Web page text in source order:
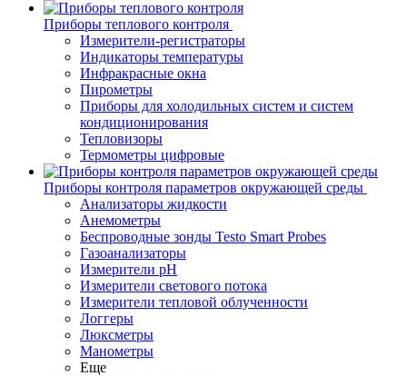
Приборы теплового контроля
Измерители-регистраторы
Индикаторы температуры
Инфракрасные окна
Пирометры
Приборы для холодильных систем и систем
кондиционирования
Тепловизоры
Термометры цифровые
Приборы контроля параметров окружающей среды
Анализаторы жидкости
Анемометры
Беспроводные зонды Testo Smart Probes
Газоанализаторы
Измерители pH
Измерители светового потока
Измерители тепловой облученности
Логгеры
Люксметры
Манометры
Еще